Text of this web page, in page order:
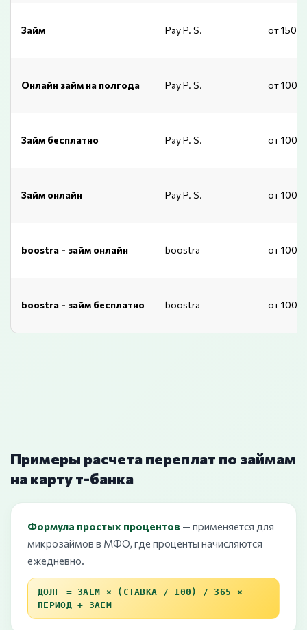
Займ Pay P. S. от
Онлайн займ на полгода Pay P. S. от 1000
Займ бесплатно Pay P. S. от 1000
Займ онлайн Pay P. S. от
boostra - займ онлайн boostra от
boostra - займ бесплатно boostra от
Примеры расчета переплат по займам
на карту т-банка
Формула простых процентов — применяется для
микрозаймов в МФО, где проценты начисляются
ежедневно.
ДОЛГ = ЗАЕМ × (СТАВКА / 100) / 365 ×
ПЕРИОД + ЗАЕМ